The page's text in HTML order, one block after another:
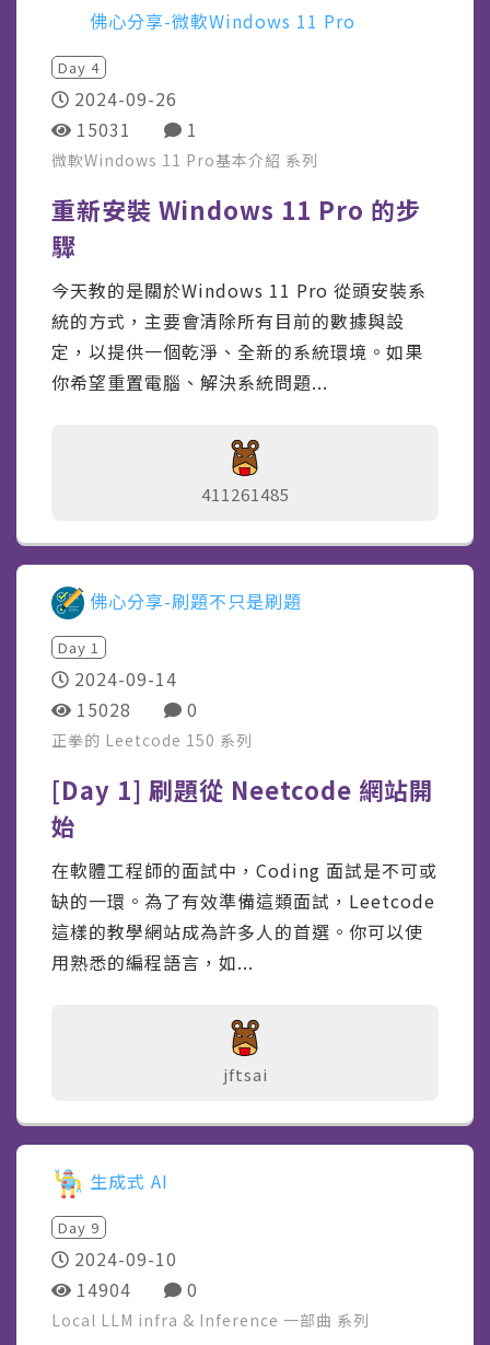
佛心分享-微軟Windows 11 Pro
Day 4
2024-09-26
15031
1
微軟Windows 11 Pro基本介紹 系列
重新安裝 Windows 11 Pro 的步
驟
今天教的是關於Windows 11 Pro 從頭安裝系
統的方式，主要會清除所有目前的數據與設
定，以提供一個乾淨、全新的系統環境。如果
你希望重置電腦、解決系統問題...
411261485
佛心分享-刷題不只是刷題
Day 1
2024-09-14
15028
0
正拳的 Leetcode 150 系列
[Day 1] 刷題從 Neetcode 網站開
始
在軟體工程師的面試中，Coding 面試是不可或
缺的一環。為了有效準備這類面試，Leetcode
這樣的教學網站成為許多人的首選。你可以使
用熟悉的編程語言，如...
jftsai
生成式 AI
Day 9
2024-09-10
14904
0
Local LLM infra & Inference 一部曲 系列